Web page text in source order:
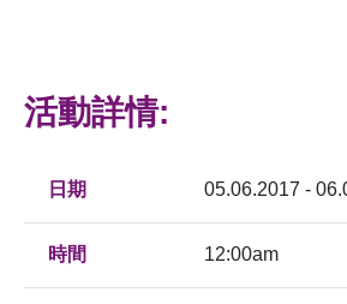
活動詳情:
日期 05.06.2017 -
時間 12:00am